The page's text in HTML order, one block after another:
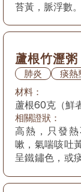
苔黃，脈浮數。
蘆根竹瀝粥
肺炎
痰熱
材料：
蘆根60克（鮮
相關證狀：
高熱，只發
嗽，氣喘咳吐
呈鐵鏽色，或
膩，脈滑數。